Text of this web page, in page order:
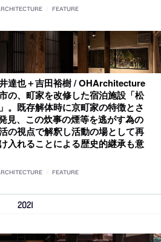
FEATURE
達也＋吉田裕樹 / OHArchitecture
の、町家を改修した宿泊施設「松
。既存解体時に京町家の特徴とさ
見、この炊事の煙等を逃がす為の
の視点で解釈し活動の場として再
入れることによる歴史的継承も意
FEATURE
2021